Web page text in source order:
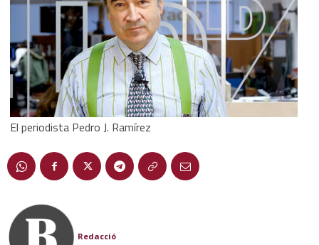
El periodista Pedro J. Ramírez
Redacció